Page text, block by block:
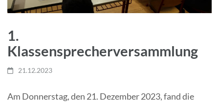
1.
Klassensprecherversammlung
21.12.2023
Am Donnerstag, den 21. Dezember 2023, fand die